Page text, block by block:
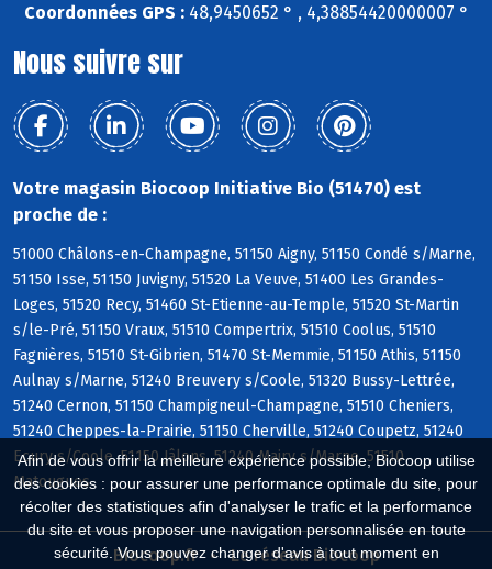
Afin de vous offrir la meilleure expérience possible, Biocoop utilise
des cookies : pour assurer une performance optimale du site, pour
récolter des statistiques afin d'analyser le trafic et la performance
du site et vous proposer une navigation personnalisée en toute
sécurité. Vous pouvez changer d'avis à tout moment en
Coordonnées GPS :48,9450652 ° , 4,38854420000007 °
Nous suivre sur
Votre magasin Biocoop Initiative Bio (51470) est
proche de :
51000 Châlons-en-Champagne, 51150 Aigny, 51150 Condé s/Marne,
51150 Isse, 51150 Juvigny, 51520 La Veuve, 51400 Les Grandes-
Loges, 51520 Recy, 51460 St-Etienne-au-Temple, 51520 St-Martin
s/le-Pré, 51150 Vraux, 51510 Compertrix, 51510 Coolus, 51510
Fagnières, 51510 St-Gibrien, 51470 St-Memmie, 51150 Athis, 51150
Aulnay s/Marne, 51240 Breuvery s/Coole, 51320 Bussy-Lettrée,
51240 Cernon, 51150 Champigneul-Champagne, 51510 Cheniers,
51240 Cheppes-la-Prairie, 51150 Cherville, 51240 Coupetz, 51240
Ecury s/Coole, 51150 Jâlons, 51240 Mairy s/Marne, 51510
Matougues
Biocoop.fr Le réseau Biocoop